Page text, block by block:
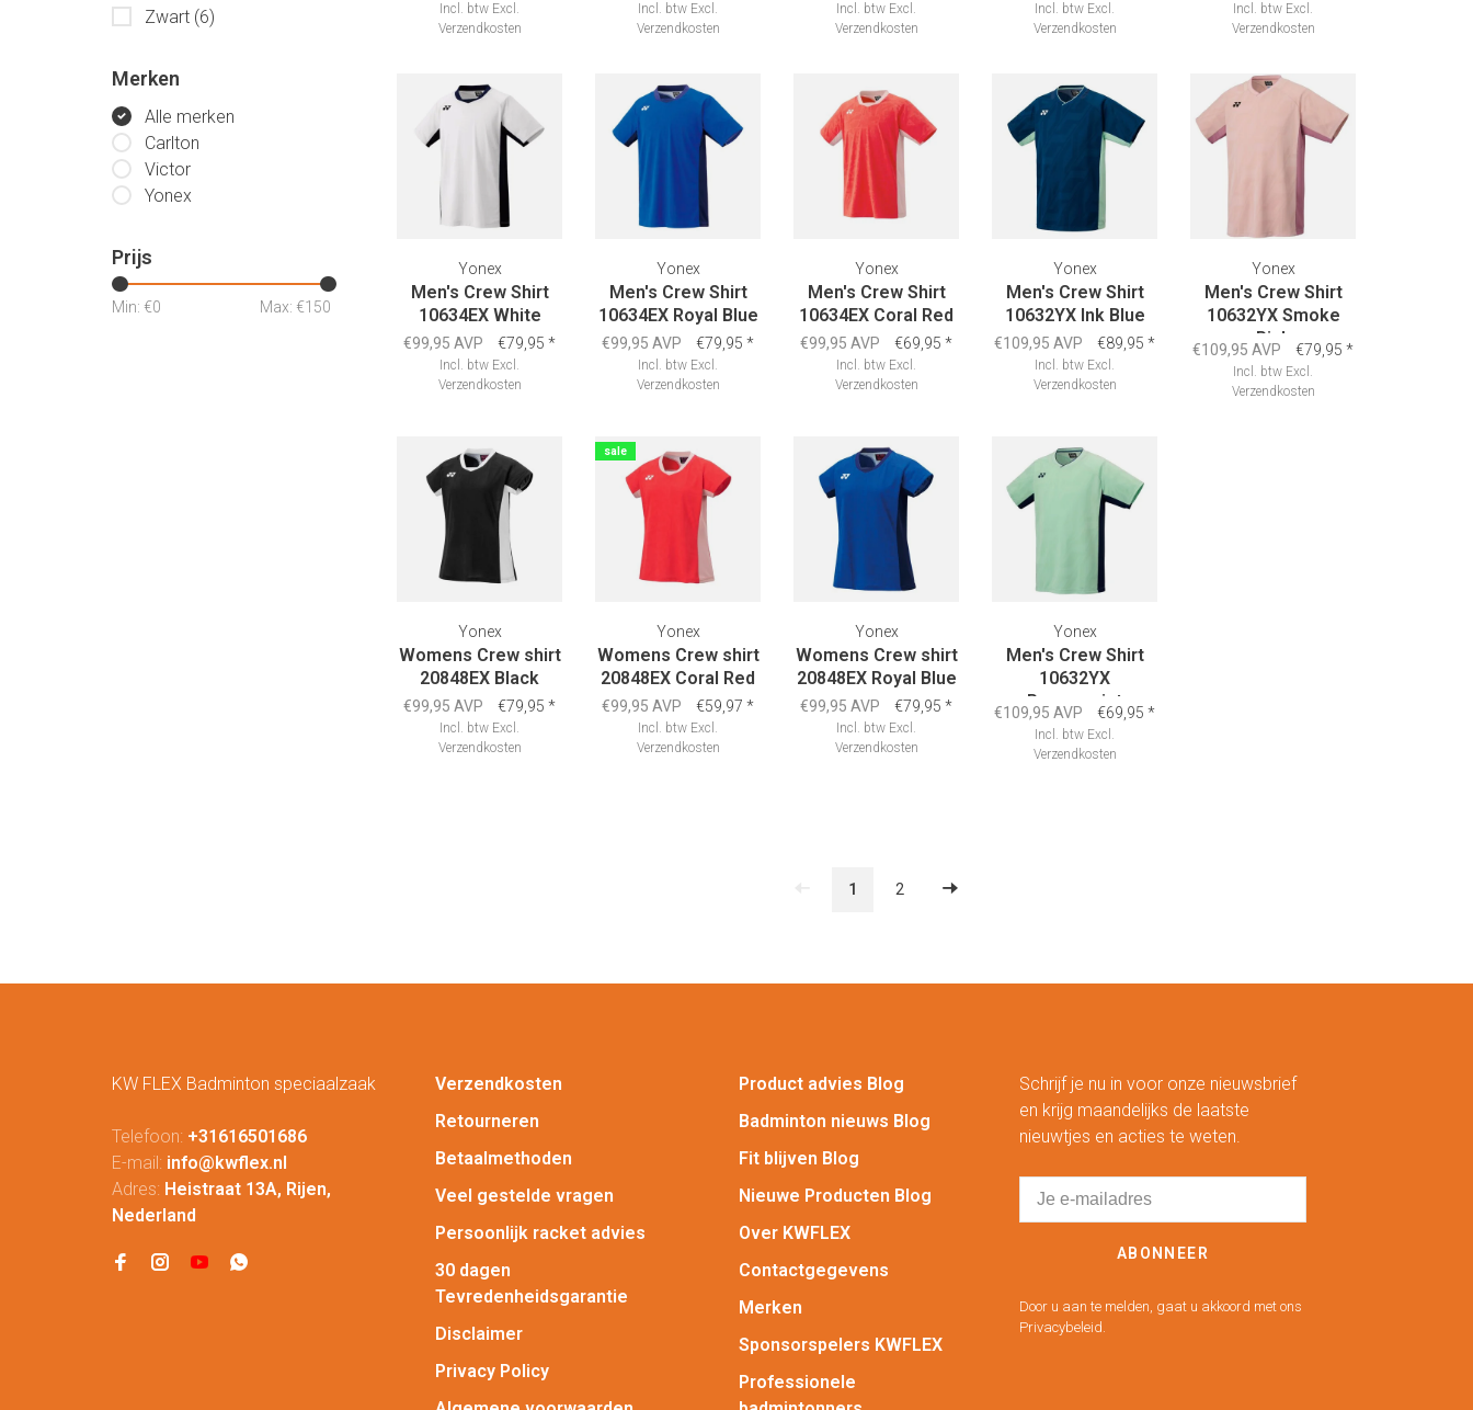
Zwart (6)
Merken
Alle merken
Carlton
Victor
Yonex
Prijs
Min: €0 Max: €150
Incl. btw Excl.
Verzendkosten
Incl. btw Excl.
Verzendkosten
Incl. btw Excl.
Verzendkosten
Incl. btw Excl.
Verzendkosten
Incl. btw Excl.
Verzendkosten
Yonex
Men's Crew Shirt
10634EX White
€99,95 AVP €79,95 *
Incl. btw Excl.
Verzendkosten
Yonex
Men's Crew Shirt
10634EX Royal Blue
€99,95 AVP €79,95 *
Incl. btw Excl.
Verzendkosten
Yonex
Men's Crew Shirt
10634EX Coral Red
€99,95 AVP €69,95 *
Incl. btw Excl.
Verzendkosten
Yonex
Men's Crew Shirt
10632YX Ink Blue
€109,95 AVP €89,95 *
Incl. btw Excl.
Verzendkosten
Yonex
Men's Crew Shirt
10632YX Smoke
Pink
€109,95 AVP €79,95 *
Incl. btw Excl.
Verzendkosten
Yonex
Womens Crew shirt
20848EX Black
€99,95 AVP €79,95 *
Incl. btw Excl.
Verzendkosten
sale
Yonex
Womens Crew shirt
20848EX Coral Red
€99,95 AVP €59,97 *
Incl. btw Excl.
Verzendkosten
Yonex
Womens Crew shirt
20848EX Royal Blue
€99,95 AVP €79,95 *
Incl. btw Excl.
Verzendkosten
Yonex
Men's Crew Shirt
10632YX
Peppermint
€109,95 AVP €69,95 *
Incl. btw Excl.
Verzendkosten
1 2
KW FLEX Badminton speciaalzaak
Telefoon: +31616501686
E-mail: info@kwflex.nl
Adres: Heistraat 13A, Rijen,
Nederland
Verzendkosten
Retourneren
Betaalmethoden
Veel gestelde vragen
Persoonlijk racket advies
30 dagen
Tevredenheidsgarantie
Disclaimer
Privacy Policy
Product advies Blog
Badminton nieuws Blog
Fit blijven Blog
Nieuwe Producten Blog
Over KWFLEX
Contactgegevens
Merken
Sponsorspelers KWFLEX
Professionele
Schrijf je nu in voor onze nieuwsbrief
en krijg maandelijks de laatste
nieuwtjes en acties te weten.
ABONNEER
Door u aan te melden, gaat u akkoord met ons
Privacybeleid.